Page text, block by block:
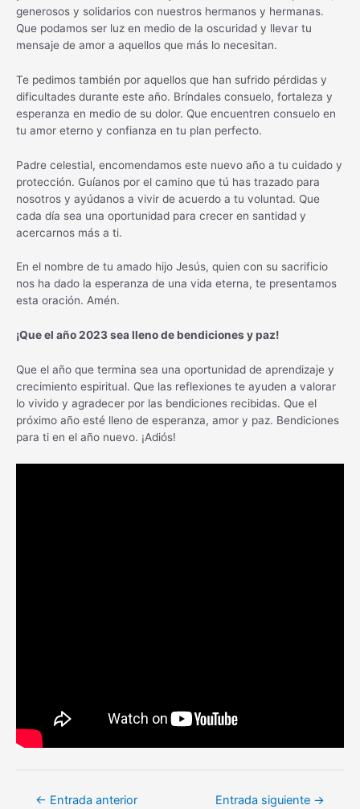
generosos y solidarios con nuestros hermanos y hermanas.
Que podamos ser luz en medio de la oscuridad y llevar tu
mensaje de amor a aquellos que más lo necesitan.
Te pedimos también por aquellos que han sufrido pérdidas y
dificultades durante este año. Bríndales consuelo, fortaleza y
esperanza en medio de su dolor. Que encuentren consuelo en
tu amor eterno y confianza en tu plan perfecto.
Padre celestial, encomendamos este nuevo año a tu cuidado y
protección. Guíanos por el camino que tú has trazado para
nosotros y ayúdanos a vivir de acuerdo a tu voluntad. Que
cada día sea una oportunidad para crecer en santidad y
acercarnos más a ti.
En el nombre de tu amado hijo Jesús, quien con su sacrificio
nos ha dado la esperanza de una vida eterna, te presentamos
esta oración. Amén.
¡Que el año 2023 sea lleno de bendiciones y paz!
Que el año que termina sea una oportunidad de aprendizaje y
crecimiento espiritual. Que las reflexiones te ayuden a valorar
lo vivido y agradecer por las bendiciones recibidas. Que el
próximo año esté lleno de esperanza, amor y paz. Bendiciones
para ti en el año nuevo. ¡Adiós!
Navegación
← Entrada anterior Entrada siguiente →